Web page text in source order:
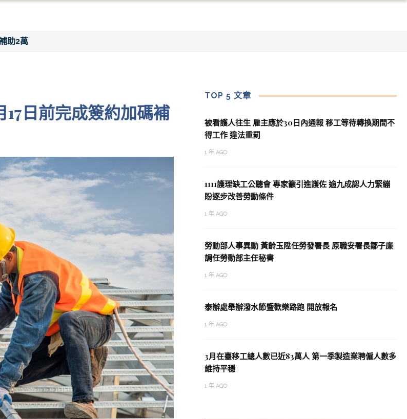
助2萬
日前完成簽約加碼補
TOP 5 文章
被看護人往生 雇主應於30日內通報 移工等待轉換期間不
得工作 違法重罰
1 年 AGO
1111護理缺工公聽會 專家籲引進護佐 逾九成認人力緊繃
盼逐步改善勞動條件
1 年 AGO
勞動部人事異動 黃齡玉陞任勞發署長 原職安署長鄒子廉
調任勞動部主任秘書
1 年 AGO
泰辦處舉辦潑水節暨歡樂路跑 開放報名
1 年 AGO
3月在臺移工總人數已近83萬人 第一季製造業聘僱人數多
維持平穩
1 年 AGO